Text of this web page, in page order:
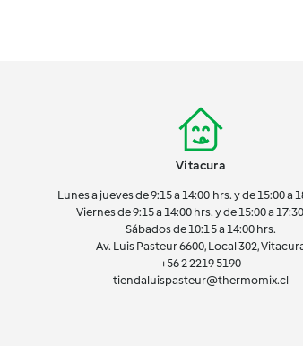
Vitacura
Lunes a jueves de 9:15 a 14:00 hrs. y de 15:00 a
Viernes de 9:15 a 14:00 hrs. y de 15:00 a
Sábados de 10:15 a 14:00 hrs.
Av. Luis Pasteur 6600, Local 302,
+56 2 2219 5190
tiendaluispasteur@thermomix.cl